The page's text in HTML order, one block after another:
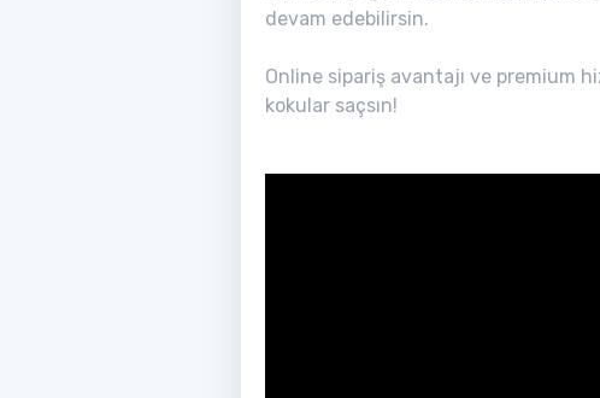
devam edebilirsin.
Online sipariş avantajı ve premium
kokular saçsın!